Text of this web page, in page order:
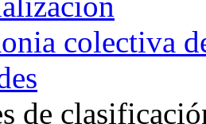
colectiva
de